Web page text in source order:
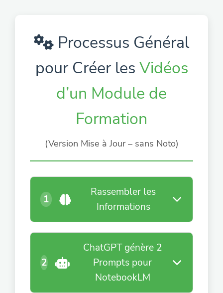
Processus Général
pour Créer les Vidéos
d’un Module de
Formation
(Version Mise à Jour – sans Noto)
1
Rassembler les
Informations
2
ChatGPT génère 2
Prompts pour
NotebookLM